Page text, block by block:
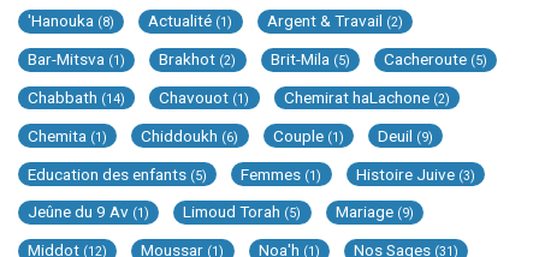
'Hanouka (8) Actualité (1) Argent & Travail (2)
Bar-Mitsva (1) Brakhot (2) Brit-Mila (5) Cacheroute (5)
Chabbath (14) Chavouot (1) Chemirat haLachone (2)
Chemita (1) Chiddoukh (6) Couple (1) Deuil (9)
Education des enfants (5) Femmes (1) Histoire Juive (3)
Jeûne du 9 Av (1) Limoud Torah (5) Mariage (9)
Middot (12) Moussar (1) Noa'h (1) Nos Sages (31)